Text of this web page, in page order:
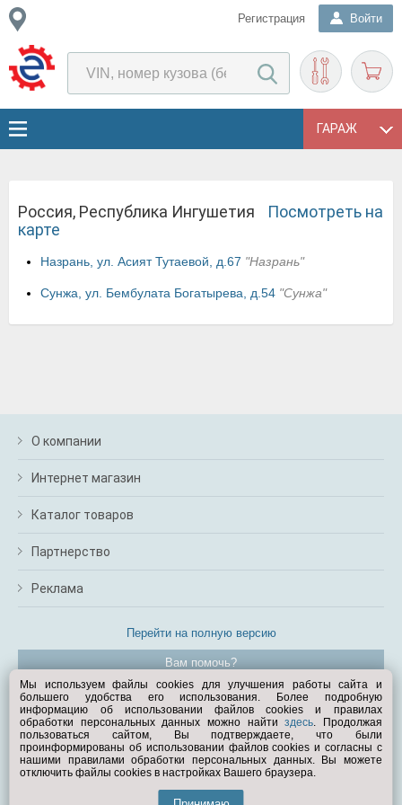
Регистрация Войти
ГАРАЖ
Россия, Республика Ингушетия
Посмотреть на
карте
Назрань, ул. Асият Тутаевой, д.67 "Назрань"
Сунжа, ул. Бембулата Богатырева, д.54 "Сунжа"
О компании
Интернет магазин
Каталог товаров
Партнерство
Реклама
Перейти на полную версию
Вам помочь?
© Exist.ru 1998—2026
Мы используем файлы cookies для улучшения работы сайта и
большего удобства его использования. Более подробную
информацию об использовании файлов cookies и правилах
обработки персональных данных можно найтиздесь. Продолжая
пользоваться сайтом, Вы подтверждаете, что были
проинформированы об использовании файлов cookies и согласны с
нашими правилами обработки персональных данных. Вы можете
отключить файлы cookies в настройках Вашего браузера.